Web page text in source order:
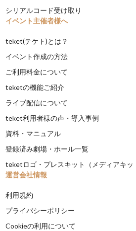
シリアルコード受け取り
イベント主催者様へ
teket(テケト)とは？
イベント作成の方法
ご利用料金について
teketの機能ご紹介
ライブ配信について
teket利用者様の声・導入事例
資料・マニュアル
登録済み劇場・ホール一覧
teketロゴ・プレスキット（メディアキッ
運営会社情報
利用規約
プライバシーポリシー
Cookieの利用について